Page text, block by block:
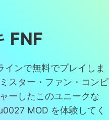
FNF
インで無料でプレイしま
スター・ファン・コンピ
ーしたこのユニークな
MOD を体験してく